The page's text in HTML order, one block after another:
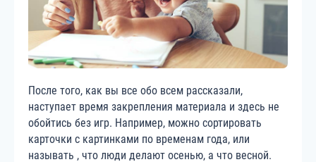
После того, как вы все обо всем рассказали,
наступает время закрепления материала и здесь не
обойтись без игр. Например, можно сортировать
карточки с картинками по временам года, или
называть , что люди делают осенью, а что весной.